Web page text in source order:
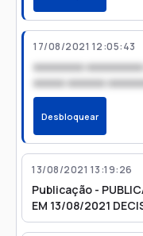
17/08/2021 12:05:43
xxxxxxxx
xxxxx xxxxxx
Desbloquear
13/08/2021 13:19:26
Publicação -
EM 13/08/2021